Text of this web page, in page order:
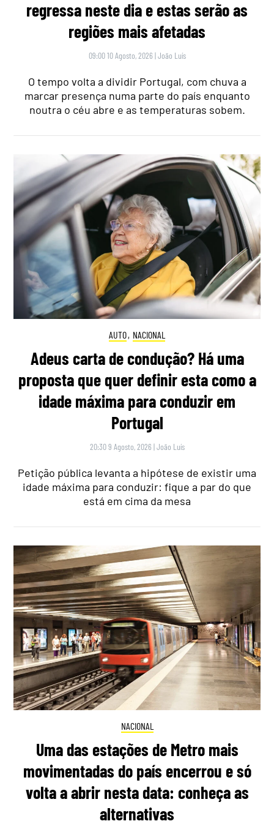
regressa neste dia e estas serão as
regiões mais afetadas
09:00 10 Agosto, 2026 |João Luís
O tempo volta a dividir Portugal, com chuva a
marcar presença numa parte do país enquanto
noutra o céu abre e as temperaturas sobem.
AUTO, NACIONAL
Adeus carta de condução? Há uma
proposta que quer definir esta como a
idade máxima para conduzir em
Portugal
20:30 9 Agosto, 2026 |João Luís
Petição pública levanta a hipótese de existir uma
idade máxima para conduzir: fique a par do que
está em cima da mesa
NACIONAL
Uma das estações de Metro mais
movimentadas do país encerrou e só
volta a abrir nesta data: conheça as
alternativas